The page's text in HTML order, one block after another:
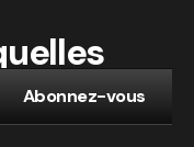
les
Abonnez-vous